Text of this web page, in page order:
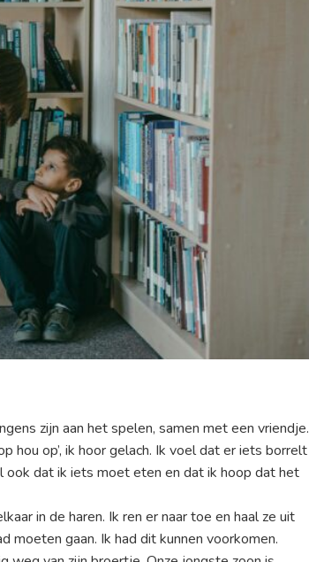
zijn aan het spelen, samen met een vriendje.
hou op’, ik hoor gelach. Ik voel dat er iets borrelt
ook dat ik iets moet eten en dat ik hoop dat het
in de haren. Ik ren er naar toe en haal ze uit
moeten gaan. Ik had dit kunnen voorkomen.